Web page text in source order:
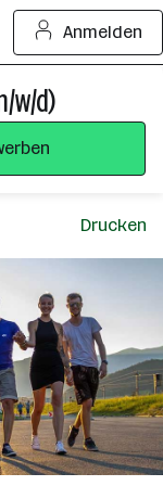
Anmelden
w/d)
Drucken